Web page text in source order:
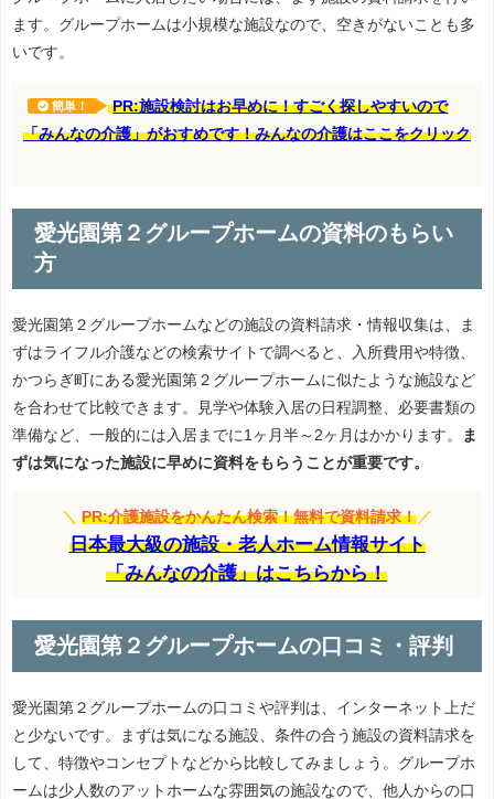
ます。グループホームは小規模な施設なので、空きがないことも多
いです。
簡単！
PR:施設検討はお早めに！すごく探しやすいので
「みんなの介護」がおすめです！みんなの介護はここをクリック
愛光園第２グループホームの資料のもらい
方
愛光園第２グループホームなどの施設の資料請求・情報収集は、ま
ずはライフル介護などの検索サイトで調べると、入所費用や特徴、
かつらぎ町にある愛光園第２グループホームに似たような施設など
を合わせて比較できます。見学や体験入居の日程調整、必要書類の
準備など、一般的には入居までに1ヶ月半～2ヶ月はかかります。
ま
ずは気になった施設に早めに資料をもらうことが重要です。
＼ PR:介護施設をかんたん検索！無料で資料請求！ ／
日本最大級の施設・老人ホーム情報サイト
「みんなの介護」はこちらから！
愛光園第２グループホームの口コミ・評判
愛光園第２グループホームの口コミや評判は、インターネット上だ
と少ないです。まずは気になる施設、条件の合う施設の資料請求を
して、特徴やコンセプトなどから比較してみましょう。グループホ
ームは少人数のアットホームな雰囲気の施設なので、他人からの口